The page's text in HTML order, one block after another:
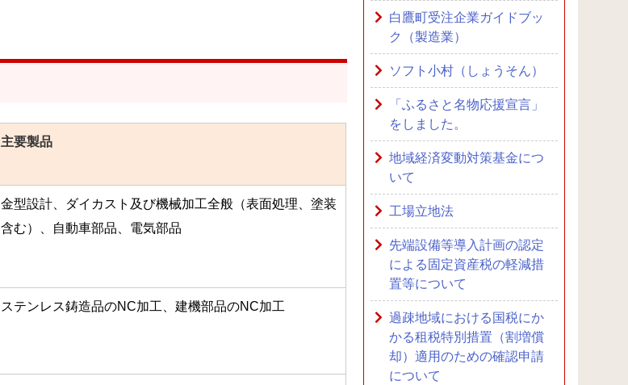
主要製品
金型設計、ダイカスト及び機械加工全般（表面処理、塗装
含む）、自動車部品、電気部品
ステンレス鋳造品のNC加工、建機部品のNC加工
白鷹町受注企業ガイドブッ
ク（製造業）
ソフト小村（しょうそん）
「ふるさと名物応援宣言」
をしました。
地域経済変動対策基金につ
いて
工場立地法
先端設備等導入計画の認定
による固定資産税の軽減措
置等について
過疎地域における国税にか
かる租税特別措置（割増償
却）適用のための確認申請
について